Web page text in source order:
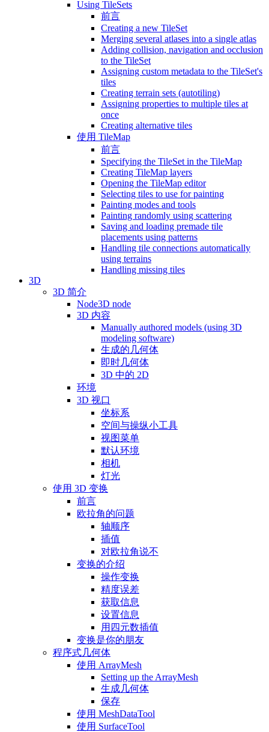
Using TileSets
前言
Creating a new TileSet
Merging several atlases into a single atlas
Adding collision, navigation and occlusion
to the TileSet
Assigning custom metadata to the TileSet's
tiles
Creating terrain sets (autotiling)
Assigning properties to multiple tiles at
once
Creating alternative tiles
使用 TileMap
前言
Specifying the TileSet in the TileMap
Creating TileMap layers
Opening the TileMap editor
Selecting tiles to use for painting
Painting modes and tools
Painting randomly using scattering
Saving and loading premade tile
placements using patterns
Handling tile connections automatically
using terrains
Handling missing tiles
3D
3D 简介
Node3D node
3D 内容
Manually authored models (using 3D
modeling software)
生成的几何体
即时几何体
3D 中的 2D
环境
3D 视口
坐标系
空间与操纵小工具
视图菜单
默认环境
相机
灯光
使用 3D 变换
前言
欧拉角的问题
轴顺序
插值
对欧拉角说不
变换的介绍
操作变换
精度误差
获取信息
设置信息
用四元数插值
变换是你的朋友
程序式几何体
使用 ArrayMesh
Setting up the ArrayMesh
生成几何体
保存
使用 MeshDataTool
使用 SurfaceTool